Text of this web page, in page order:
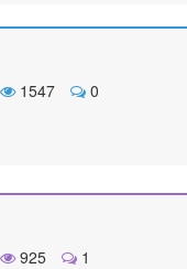
1547
0
925
1